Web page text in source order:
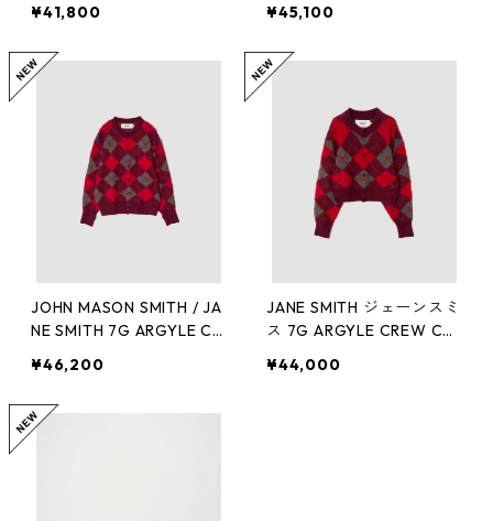
HIRT(WHITE) 25WBL-#11
6L
¥41,800 ¥45,100
JOHN MASON SMITH / JA
NE SMITH 7G ARGYLE CR
KN-#511 ジョンメイソン
スミス ジェーンスミス(M
サイズ)
¥46,200
JANE SMITH ジェーンスミ
ス 7G ARGYLE CREW CA
-#511L
¥44,000